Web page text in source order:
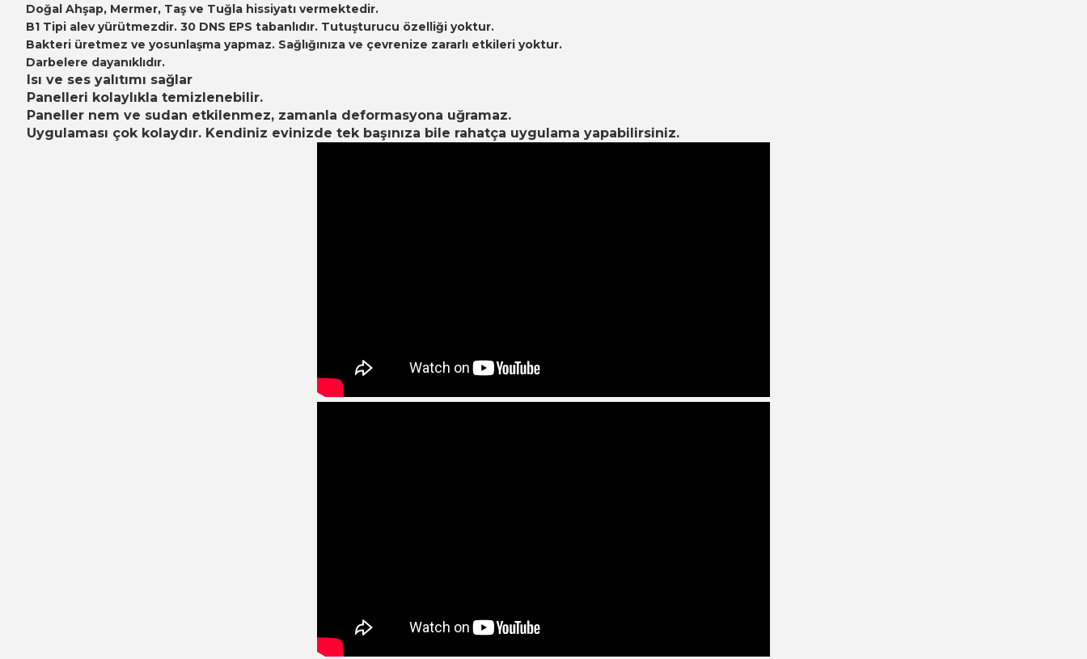
Doğal Ahşap, Mermer, Taş ve Tuğla hissiyatı vermektedir.
B1 Tipi alev yürütmezdir. 30 DNS EPS tabanlıdır. Tutuşturucu özelliği yoktur.
Bakteri üretmez ve yosunlaşma yapmaz. Sağlığınıza ve çevrenize zararlı etkileri yoktur.
Darbelere dayanıklıdır.
Isı ve ses yalıtımı sağlar
Panelleri kolaylıkla temizlenebilir.
Paneller nem ve sudan etkilenmez, zamanla deformasyona uğramaz.
Uygulaması çok kolaydır. Kendiniz evinizde tek başınıza bile rahatça uygulama yapabilirsiniz.